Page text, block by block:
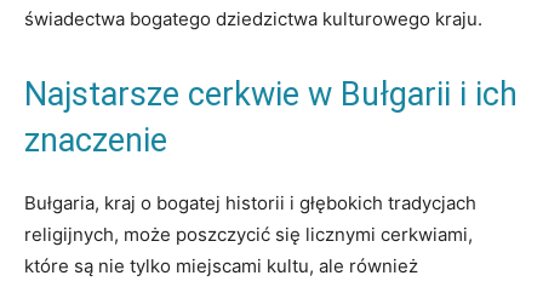
świadectwa bogatego dziedzictwa kulturowego kraju.
Najstarsze cerkwie w Bułgarii i ich⁣
znaczenie
Bułgaria, kraj o bogatej historii i głębokich ⁢tradycjach
religijnych, może poszczycić się licznymi cerkwiami,
które są nie tylko miejscami kultu, ale również